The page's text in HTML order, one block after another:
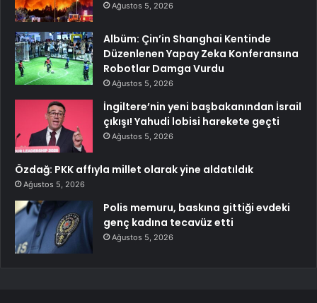
Ağustos 5, 2026
Albüm: Çin’in Shanghai Kentinde
Düzenlenen Yapay Zeka Konferansına
Robotlar Damga Vurdu
Ağustos 5, 2026
İngiltere’nin yeni başbakanından İsrail
çıkışı! Yahudi lobisi harekete geçti
Ağustos 5, 2026
Özdağ: PKK affıyla millet olarak yine aldatıldık
Ağustos 5, 2026
Polis memuru, baskına gittiği evdeki
genç kadına tecavüz etti
Ağustos 5, 2026